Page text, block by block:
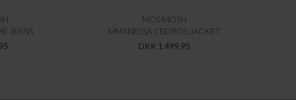
JEANS
MOS MOSH
MMANESSA CEDROS JACKET
DKK 1.499,95